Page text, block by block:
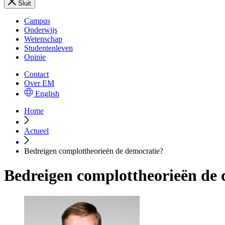
Sluit
Campus
Onderwijs
Wetenschap
Studentenleven
Opinie
Contact
Over EM
English
Home
Actueel
Bedreigen complottheorieën de democratie?
Bedreigen complottheorieën de